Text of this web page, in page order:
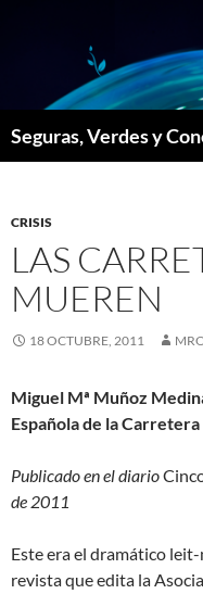
Seguras, Verdes y
CRISIS
LAS
MUEREN
18 OCTUBRE, 2011
Miguel Mª Muñoz
Española de la Carretera
Publicado en el diario
de 2011
Este era el dramático
revista que edita la